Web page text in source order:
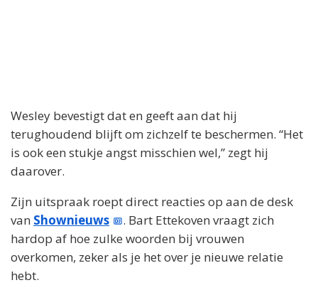
Wesley bevestigt dat en geeft aan dat hij
terughoudend blijft om zichzelf te beschermen. “Het
is ook een stukje angst misschien wel,” zegt hij
daarover.
Zijn uitspraak roept direct reacties op aan de desk
van Shownieuws
. Bart Ettekoven vraagt zich
hardop af hoe zulke woorden bij vrouwen
overkomen, zeker als je het over je nieuwe relatie
hebt.